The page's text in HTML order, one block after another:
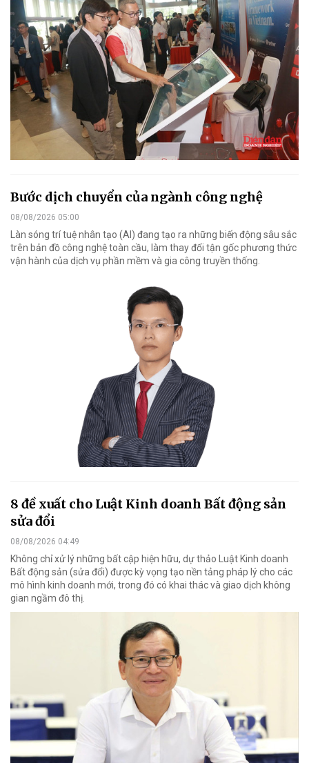
Bước dịch chuyển của ngành công nghệ
08/08/2026 05:00
Làn sóng trí tuệ nhân tạo (AI) đang tạo ra những biến động sâu sắc
trên bản đồ công nghệ toàn cầu, làm thay đổi tận gốc phương thức
vận hành của dịch vụ phần mềm và gia công truyền thống.
8 đề xuất cho Luật Kinh doanh Bất động sản
sửa đổi
08/08/2026 04:49
Không chỉ xử lý những bất cập hiện hữu, dự thảo Luật Kinh doanh
Bất động sản (sửa đổi) được kỳ vọng tạo nền tảng pháp lý cho các
mô hình kinh doanh mới, trong đó có khai thác và giao dịch không
gian ngầm đô thị.